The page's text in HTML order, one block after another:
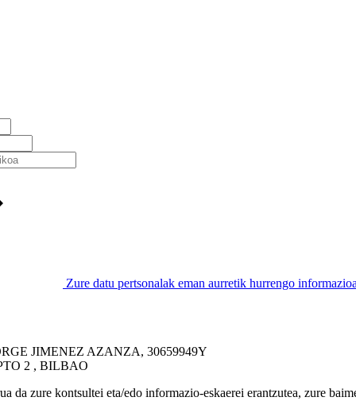
Zure datu pertsonalak eman aurretik hurrengo
JIMENEZ AZANZA, 30659949Y
2 , BILBAO
da zure kontsultei eta/edo informazio-eskaerei erantzutea, zure